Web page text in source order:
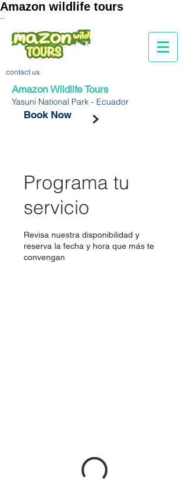
Amazon wildlife tours
contact us
Amazon Wildlife Tours
Yasuni National Park - Ecuador
Book Now
Programa tu
servicio
Revisa nuestra disponibilidad y
reserva la fecha y hora que más te
convengan